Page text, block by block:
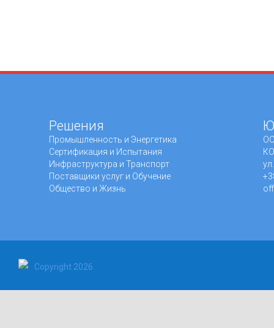
Решения
Промышленность и Энергетика
Сертификация и Испытания
Инфраструктура и Транспорт
Поставщики услуг и Обучение
Общество и Жизнь
Copyright 2026